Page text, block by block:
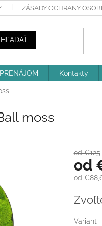
ZÁSADY OCHRANY
HĽADAŤ
PRENÁJOM Kontakty
moss
od €125
od
od
cena:
Variant